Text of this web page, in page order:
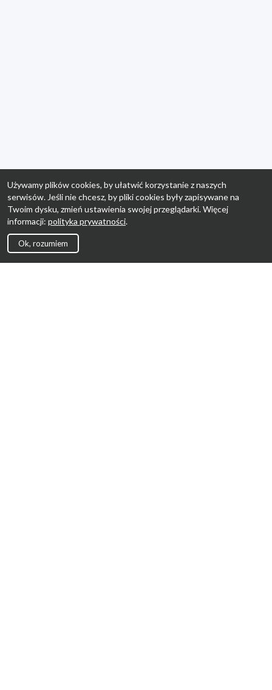
Używamy plików cookies, by ułatwić korzystanie z naszych
serwisów. Jeśli nie chcesz, by pliki cookies były zapisywane na
Twoim dysku, zmień ustawienia swojej przeglądarki. Więcej
informacji: polityka prywatności.
Ok, rozumiem